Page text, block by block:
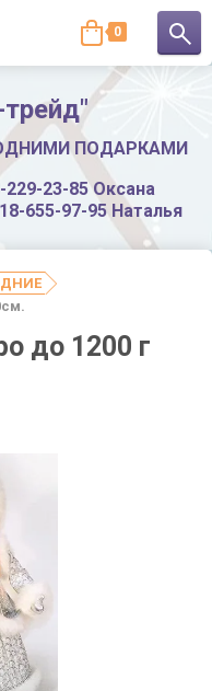
0
ПОДАРКАМИ
229-23-85 Оксана
655-97-95 Наталья
до 1200 г